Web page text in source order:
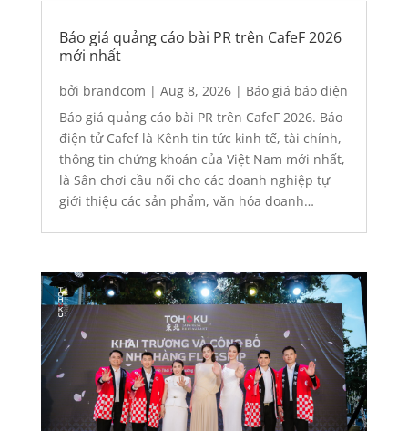
Báo giá quảng cáo bài PR trên CafeF 2026
mới nhất
bởi brandcom | Aug 8, 2026| Báo giá báo điện
tử,Báo giá quảng cáo, Quảng cáo,Quảng cáo
báo điện tử
Báo giá quảng cáo bài PR trên CafeF 2026. Báo
điện tử Cafef là Kênh tin tức kinh tế, tài chính,
thông tin chứng khoán của Việt Nam mới nhất,
là Sân chơi cầu nối cho các doanh nghiệp tự
giới thiệu các sản phẩm, văn hóa doanh